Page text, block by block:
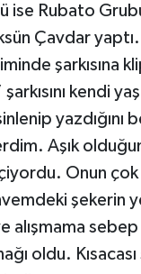
ise Rubato
Çavdar
şarkısına
şarkısını kendi
yazdığını
Aşık
Onun çok
şekerin
alışmama
oldu.